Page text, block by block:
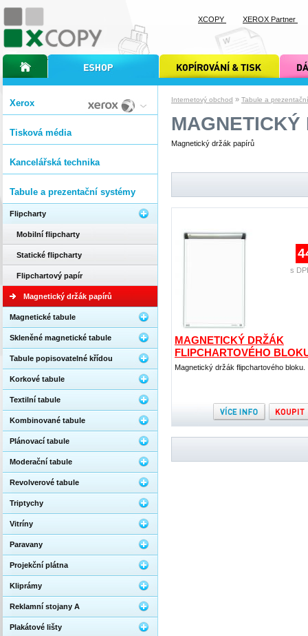
Internetový obchod » Tabule a
MAGNETICKÝ
Magnetický držák papírů
MAGNETICKÝ DRŽÁK
FLIPCHARTOVÉHO
Magnetický držák flipchartového bloku.
s
Xerox
Tisková média
Kancelářská technika
Tabule a prezentační systémy
Flipcharty
Mobilní flipcharty
Statické flipcharty
Flipchartový papír
Magnetický držák papírů
Magnetické tabule
Skleněné magnetické tabule
Tabule popisovatelné křídou
Korkové tabule
Textilní tabule
Kombinované tabule
Plánovací tabule
Moderační tabule
Revolverové tabule
Triptychy
Vitríny
Paravany
Projekční plátna
Kliprámy
Reklamní stojany A
Plakátové lišty
úvodní stránka xcopyinternetový obchod xcopy kopírování a tisk xcopy dárkové
XCOPY XEROX Partner